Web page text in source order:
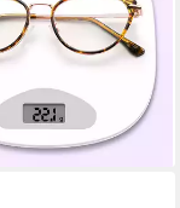
39,99 €
3 Wochen
+1